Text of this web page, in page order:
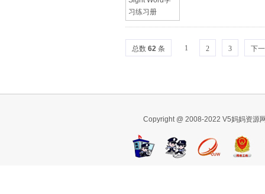
总数 62 条 1 2 3 下
Copyright @ 2008-2022 V5妈妈资源